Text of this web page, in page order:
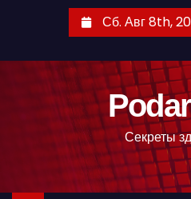
с
Сб. Авг 8th,
Секреты